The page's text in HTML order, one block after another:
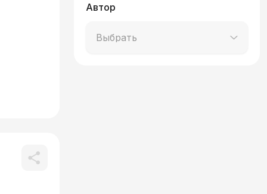
Автор
Выбрать